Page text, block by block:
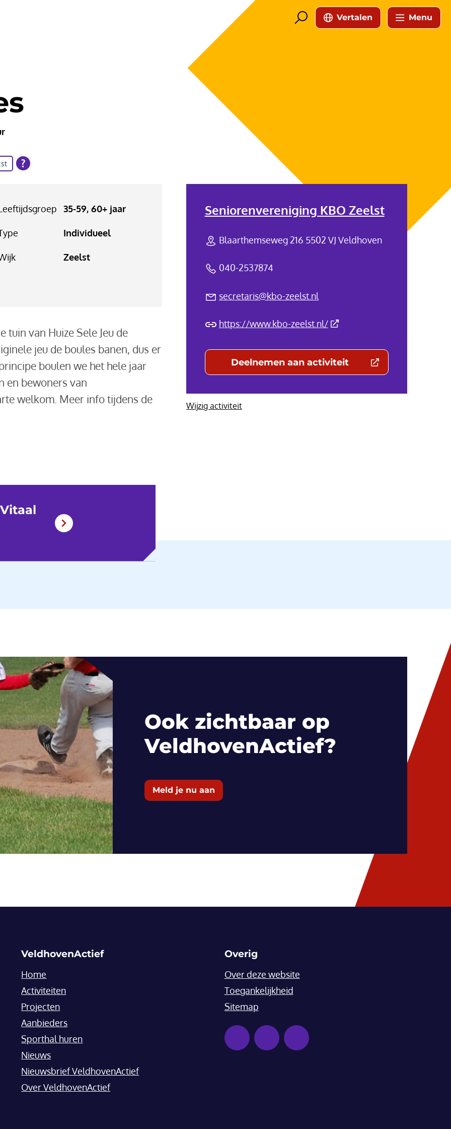
Vertalen Menu
35-59, 60+ jaar
Individueel
Zeelst
tuin van Huize Sele Jeu de
jeu de boules banen, dus er
boulen we het hele jaar
en bewoners van
welkom. Meer info tijdens de
Seniorenvereniging KBO Zeelst
Blaarthemseweg 216 5502 VJ Veldhoven
040-2537874
secretaris@kbo-zeelst.nl
https://www.kbo-zeelst.nl/(Deze link gaat naar een
Deelnemen aan activiteit
(Deze link gaat naar een externe
Wijzig activiteit
Ook zichtbaar op
VeldhovenActief?
Meld je nu aan
VeldhovenActief
Home
Activiteiten
Projecten
Aanbieders
Sporthal huren
Nieuws
Nieuwsbrief VeldhovenActief
Over VeldhovenActief
Overig
Over deze website
Toegankelijkheid
Sitemap